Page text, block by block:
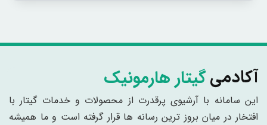
آکادمیگیتار هارمونیک
این سامانه با آرشیوی پرقدرت از محصولات و خدمات گیتار با
افتخار در میان بروز ترین رسانه ها قرار گرفته است و ما همیشه